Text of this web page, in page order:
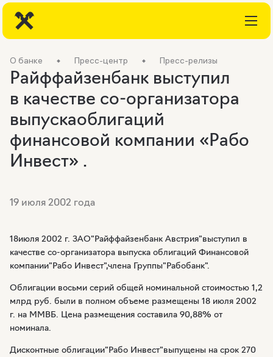
О банке Пресс-центр Пресс-релизы
Райффайзенбанк выступил
в качестве со-организатора
выпускаоблигаций
финансовой компании «Рабо
Инвест» .
19 июля 2002 года
18июля 2002 г. ЗАО"Райффайзенбанк Австрия"выступил в
качестве со-организатора выпуска облигаций Финансовой
компании"Рабо Инвест",члена Группы"Рабобанк".
Облигации восьми серий общей номинальной стоимостью 1,2
млрд руб. были в полном объеме размещены 18 июля 2002
г. на ММВБ. Цена размещения составила 90,88% от
номинала.
Дисконтные облигации"Рабо Инвест"выпущены на срок 270